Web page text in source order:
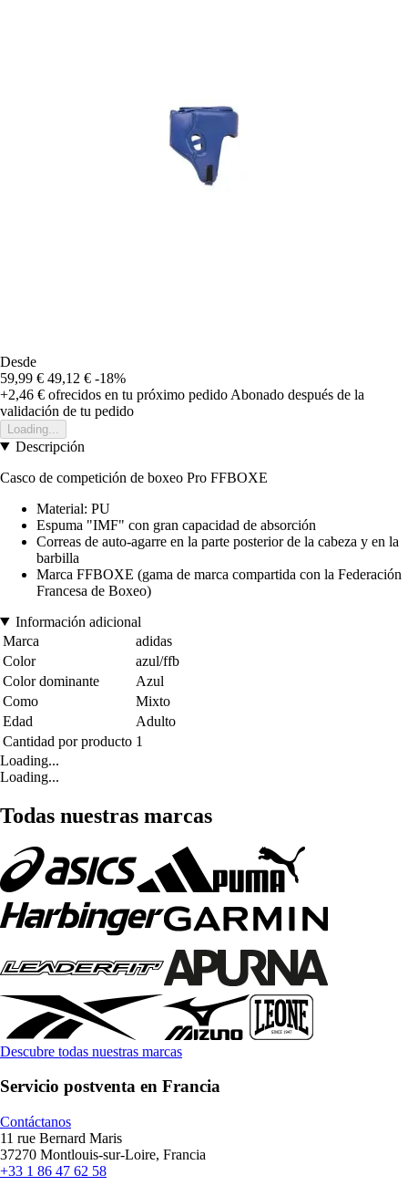
Desde
59,99 € 49,12 € -18%
+2,46 € ofrecidos en tu próximo pedido Abonado después de la
validación de tu pedido
Loading...
Descripción
Casco de competición de boxeo Pro FFBOXE
Material: PU
Espuma "IMF" con gran capacidad de absorción
Correas de auto-agarre en la parte posterior de la cabeza y en la
barbilla
Marca FFBOXE (gama de marca compartida con la Federación
Francesa de Boxeo)
Información adicional
Marca
adidas
Color
azul/ffb
Color dominante
Azul
Como
Mixto
Edad
Adulto
Cantidad por producto 1
Loading...
Loading...
Todas nuestras marcas
Descubre todas nuestras marcas
Servicio postventa en Francia
Contáctanos
11 rue Bernard Maris
37270 Montlouis-sur-Loire, Francia
+33 1 86 47 62 58